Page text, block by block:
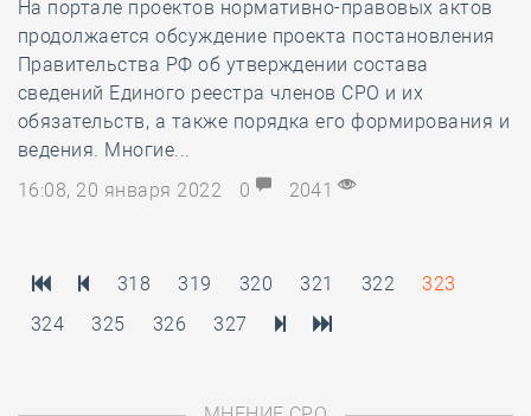
На портале проектов нормативно-правовых актов
продолжается обсуждение проекта постановления
Правительства РФ об утверждении состава
сведений Единого реестра членов СРО и их
обязательств, а также порядка его формирования и
ведения. Многие...
16:08, 20 января 2022
0 2041
318 319 320 321 322
323
324
325 326 327